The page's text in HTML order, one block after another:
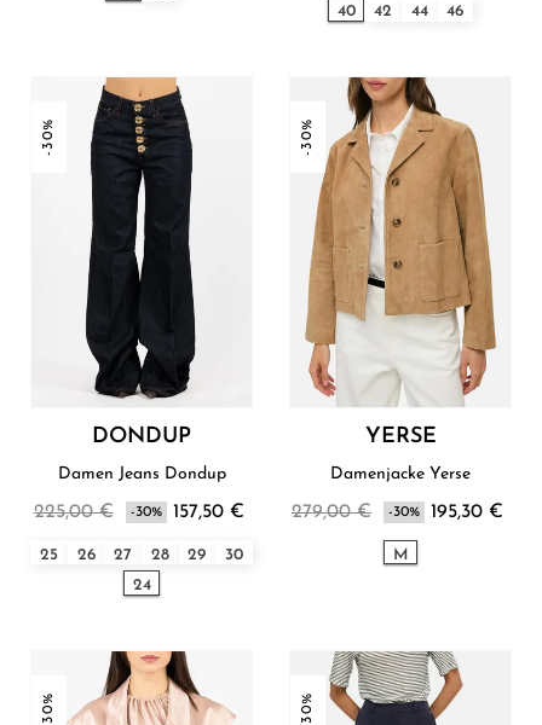
40 42 44 46
-30%
DONDUP
Damen Jeans Dondup
225,00 € -30% 157,50 €
25 26 27 28 29
30
24
-30%
YERSE
Damenjacke Yerse
279,00 € -30% 195,30 €
M
-30% -30%